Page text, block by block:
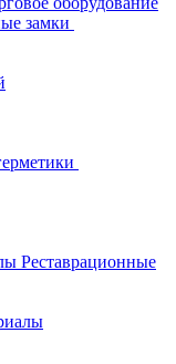
замки
Реставрационные